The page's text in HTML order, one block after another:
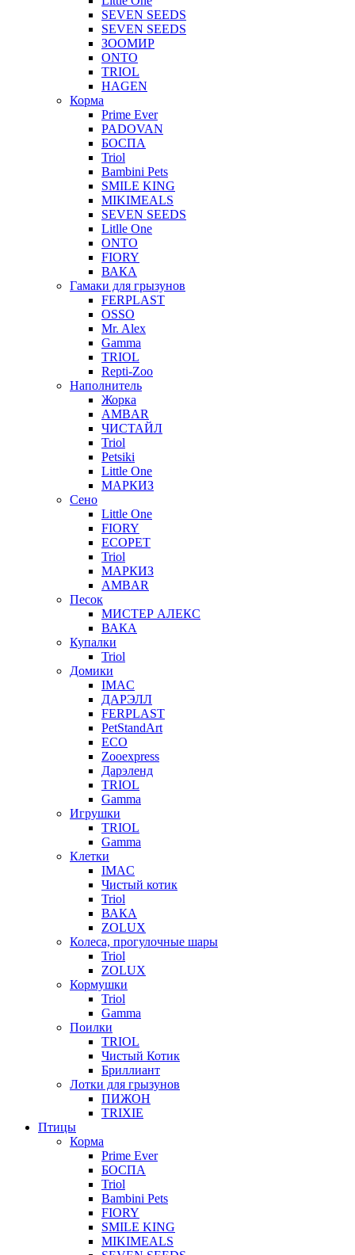
SEVEN SEEDS
SEVEN SEEDS
ЗООМИР
ONTO
TRIOL
HAGEN
Корма
Prime Ever
PADOVAN
БОСПА
Triol
Bambini Pets
SMILE KING
MIKIMEALS
SEVEN SEEDS
Litlle One
ONTO
FIORY
ВАКА
Гамаки для грызунов
FERPLAST
OSSO
Mr. Alex
Gamma
TRIOL
Repti-Zoo
Наполнитель
Жорка
AMBAR
ЧИСТАЙЛ
Triol
Petsiki
Little One
МАРКИЗ
Сено
Little One
FIORY
ECOPET
Triol
МАРКИЗ
AMBAR
Песок
МИСТЕР АЛЕКС
ВАКА
Купалки
Triol
Домики
IMAC
ДАРЭЛЛ
FERPLAST
PetStandArt
ECO
Zooexpress
Дарэленд
TRIOL
Gamma
Игрушки
TRIOL
Gamma
Клетки
IMAC
Чистый котик
Triol
ВАКА
ZOLUX
Колеса, прогулочные шары
Triol
ZOLUX
Кормушки
Triol
Gamma
Поилки
TRIOL
Чистый Котик
Бриллиант
Лотки для грызунов
ПИЖОН
TRIXIE
Птицы
Корма
Prime Ever
БОСПА
Triol
Bambini Pets
FIORY
SMILE KING
MIKIMEALS